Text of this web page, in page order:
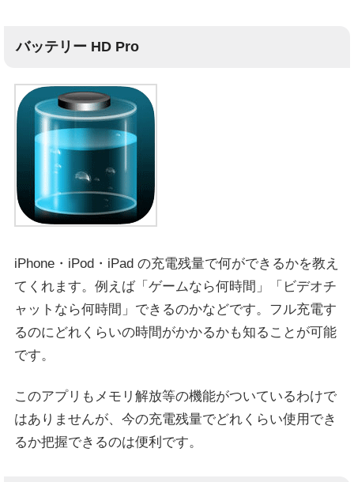
バッテリー HD Pro
iPhone・iPod・iPad の充電残量で何ができるかを教え
てくれます。例えば「ゲームなら何時間」「ビデオチ
ャットなら何時間」できるのかなどです。フル充電す
るのにどれくらいの時間がかかるかも知ることが可能
です。
このアプリもメモリ解放等の機能がついているわけで
はありませんが、今の充電残量でどれくらい使用でき
るか把握できるのは便利です。